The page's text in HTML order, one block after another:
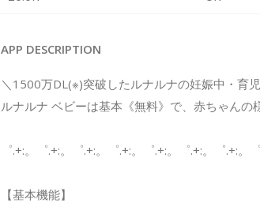
APP DESCRIPTION
＼1500万DL(※)突破したルナルナの妊娠中・育
ルナルナ ベビーは基本《無料》で、赤ちゃんの
゜.+:。゜.+:。゜.+:。゜.+:。゜.+:。゜.+:。゜.+:。
【基本機能】